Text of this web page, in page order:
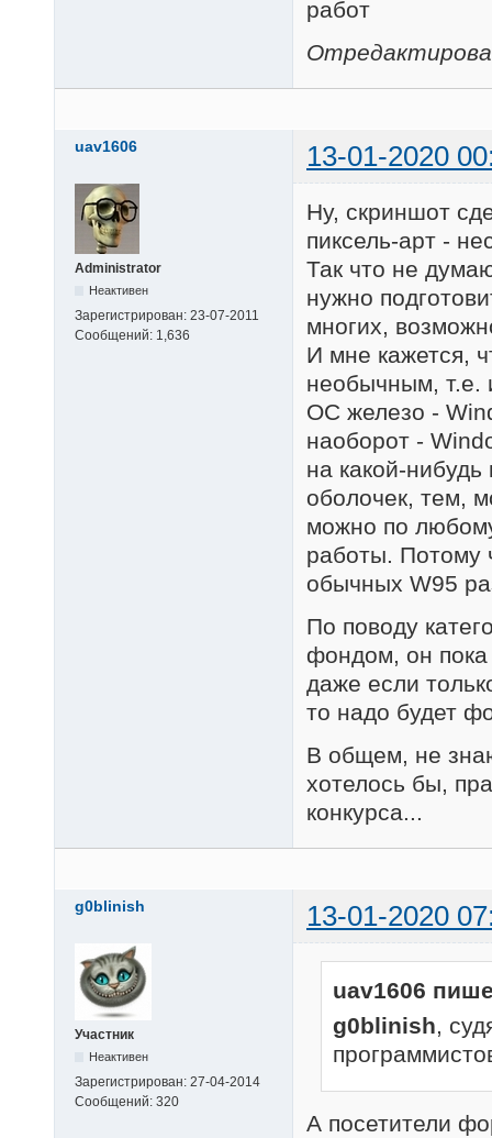
работ
uav1606 13-01-2020
Administrator
Неактивен
Зарегистрирован: 23-07-2011
Сообщений: 1,636
Ну, скриншот
пиксель-арт -
Так что не
нужно
многих,
И мне кажется,
необычным, т.е.
ОС железо -
наоборот -
на какой-
оболочек, тем,
можно по
работы. Потому
обычных W95
По поводу
фондом, он пока
даже если
то надо будет
В общем, не
хотелось бы,
конкурса...
g0blinish 13-01-2020
Участник
Неактивен
Зарегистрирован: 27-04-2014
Сообщений: 320
uav1606
g0blinish,
А посетители